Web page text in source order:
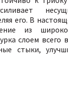
его. В
из
слоем всего
стыки,